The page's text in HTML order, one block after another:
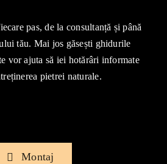
pas, de la consultanță și până
tău. Mai jos găsești ghidurile
vor ajuta să iei hotărâri informate
pietrei naturale.
Montaj